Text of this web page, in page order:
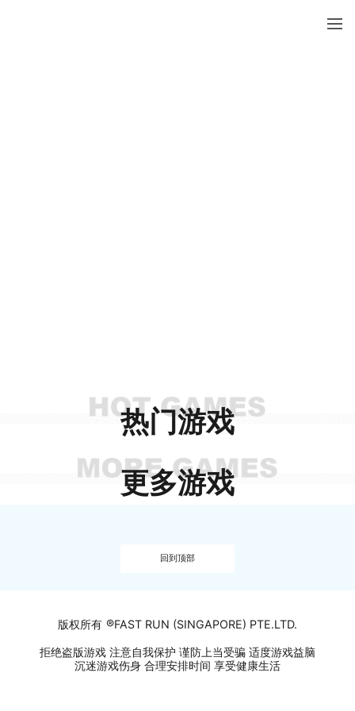
热门游戏
更多游戏
回到顶部
版权所有 ®FAST RUN (SINGAPORE) PTE.LTD.
拒绝盗版游戏 注意自我保护 谨防上当受骗 适度游戏益脑
沉迷游戏伤身 合理安排时间 享受健康生活